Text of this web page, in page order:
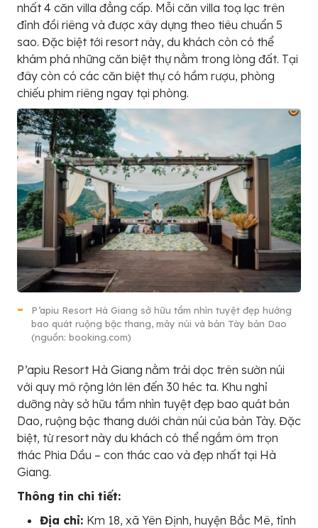
nhất 4 căn villa đẳng cấp. Mỗi căn villa toạ lạc trên
đỉnh đồi riêng và được xây dựng theo tiêu chuẩn 5
sao. Đặc biệt tới resort này, du khách còn có thể
khám phá những căn biệt thự nằm trong lòng đất. Tại
đây còn có các căn biệt thự có hầm rượu, phòng
chiếu phim riêng ngay tại phòng.
P’apiu Resort Hà Giang sở hữu tầm nhìn tuyệt đẹp hướng
bao quát ruộng bậc thang, mây núi và bản Tày bản Dao
(nguồn: booking.com)
P’apiu Resort Hà Giang nằm trải dọc trên sườn núi
với quy mô rộng lớn lên đến 30 héc ta. Khu nghỉ
dưỡng này sở hữu tầm nhìn tuyệt đẹp bao quát bản
Dao, ruộng bậc thang dưới chân núi của bản Tày. Đặc
biệt, từ resort này du khách có thể ngắm ôm trọn
thác Phia Dầu – con thác cao và đẹp nhất tại Hà
Giang.
Thông tin chi tiết:
Địa chỉ: Km 18, xã Yên Định, huyện Bắc Mê, tỉnh